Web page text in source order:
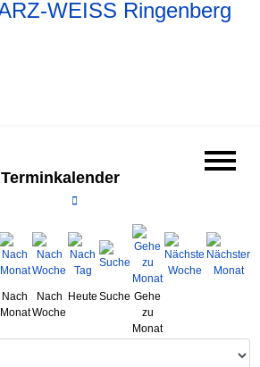
Terminkalender
Nach
Monat
Nach
Woche
Heute Suche Gehe
zu
Monat